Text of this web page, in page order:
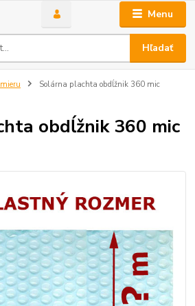
Menu
Hľadať
Solárna plachta obdĺžnik 360 mic
obdĺžnik 360 mic